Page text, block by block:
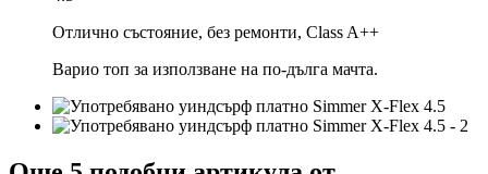
Отлично състояние, без ремонти, Class A++
Варио топ за използване на по-дълга мачта.